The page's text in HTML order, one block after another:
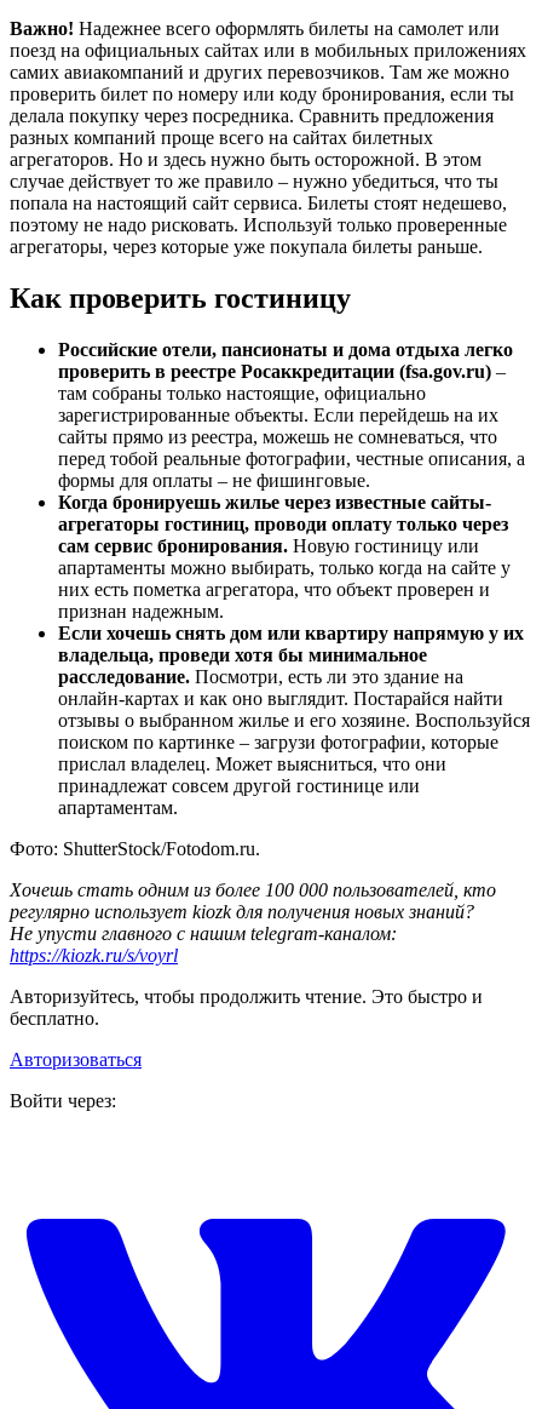
Важно! Надежнее всего оформлять билеты на самолет или
поезд на официальных сайтах или в мобильных приложениях
самих авиакомпаний и других перевозчиков. Там же можно
проверить билет по номеру или коду бронирования, если ты
делала покупку через посредника. Сравнить предложения
разных компаний проще всего на сайтах билетных
агрегаторов. Но и здесь нужно быть осторожной. В этом
случае действует то же правило – нужно убедиться, что ты
попала на настоящий сайт сервиса. Билеты стоят недешево,
поэтому не надо рисковать. Используй только проверенные
агрегаторы, через которые уже покупала билеты раньше.
Как проверить гостиницу
Российские отели, пансионаты и дома отдыха легко
проверить в реестре Росаккредитации (fsa.gov.ru) –
там собраны только настоящие, официально
зарегистрированные объекты. Если перейдешь на их
сайты прямо из реестра, можешь не сомневаться, что
перед тобой реальные фотографии, честные описания, а
формы для оплаты – не фишинговые.
Когда бронируешь жилье через известные сайты-
агрегаторы гостиниц, проводи оплату только через
сам сервис бронирования. Новую гостиницу или
апартаменты можно выбирать, только когда на сайте у
них есть пометка агрегатора, что объект проверен и
признан надежным.
Если хочешь снять дом или квартиру напрямую у их
владельца, проведи хотя бы минимальное
расследование. Посмотри, есть ли это здание на
онлайн-картах и как оно выглядит. Постарайся найти
отзывы о выбранном жилье и его хозяине. Воспользуйся
поиском по картинке – загрузи фотографии, которые
прислал владелец. Может выясниться, что они
принадлежат совсем другой гостинице или
апартаментам.
Фото: ShutterStock/Fotodom.ru.
Хочешь стать одним из более 100 000 пользователей, кто
регулярно использует kiozk для получения новых знаний?
Не упусти главного с нашим telegram-каналом:
https://kiozk.ru/s/voyrl
Авторизуйтесь, чтобы продолжить чтение. Это быстро и
бесплатно.
Авторизоваться
Войти через: